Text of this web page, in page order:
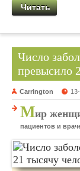
Читать
Число
превысило
Carrington
Мир
пациентов и